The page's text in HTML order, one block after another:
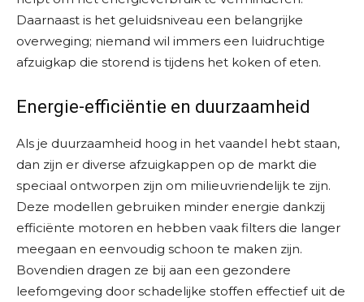
Daarnaast is het geluidsniveau een belangrijke
overweging; niemand wil immers een luidruchtige
afzuigkap die storend is tijdens het koken of eten.
Energie-efficiëntie en duurzaamheid
Als je duurzaamheid hoog in het vaandel hebt staan,
dan zijn er diverse afzuigkappen op de markt die
speciaal ontworpen zijn om milieuvriendelijk te zijn.
Deze modellen gebruiken minder energie dankzij
efficiënte motoren en hebben vaak filters die langer
meegaan en eenvoudig schoon te maken zijn.
Bovendien dragen ze bij aan een gezondere
leefomgeving door schadelijke stoffen effectief uit de